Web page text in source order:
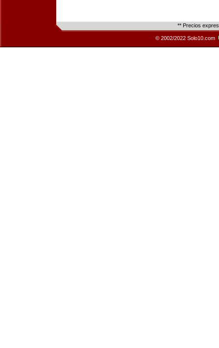
** Precios
© 2002/2022 Solo10.com